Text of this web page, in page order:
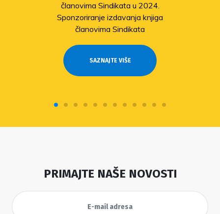
članovima Sindikata u 2024.
Sponzoriranje izdavanja knjiga
članovima Sindikata
SAZNAJTE VIŠE
PRIMAJTE NAŠE NOVOSTI